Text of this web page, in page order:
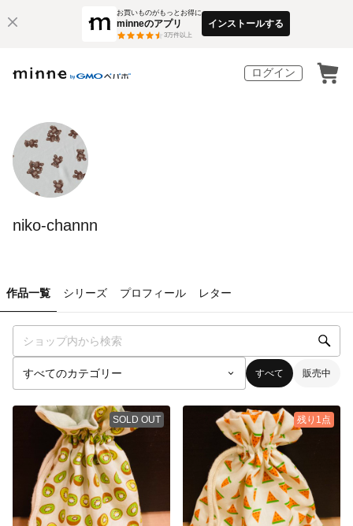
お買いものがもっとお得に
minneのアプリ
3万件以上
インストールする
ログイン
niko-channn
作品一覧 シリーズ プロフィール レター
すべて 販売中
SOLD OUT 残り1点